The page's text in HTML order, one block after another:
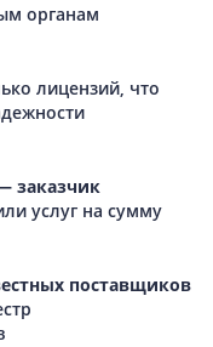
органам
лицензий, что
заказчик
услуг на сумму
поставщиков